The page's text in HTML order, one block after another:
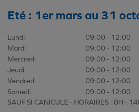
Eté : 1er mars au 31
Lundi 09:00 - 12:00
Mardi
09:00 - 12:00
Mercredi
09:00 - 12:00
Jeudi
09:00 - 12:00
Vendredi
09:00 - 12:00
Samedi
09:00 - 12:00
SAUF SI CANICULE - HORAIRES : 8H -